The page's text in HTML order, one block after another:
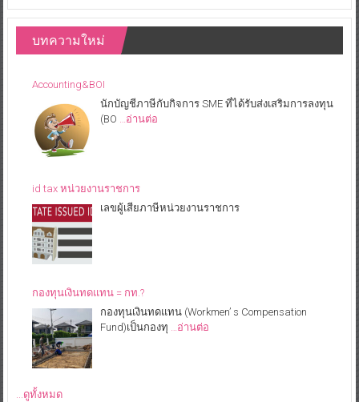
บทความใหม่
Accounting&BOI
นักบัญชีภาษีกับกิจการ SME ที่ได้รับส่งเสริมการลงทุน
(BO
…อ่านต่อ
id tax หน่วยงานราชการ
เลขผู้เสียภาษีหน่วยงานราชการ
กองทุนเงินทดแทน = กท.?
กองทุนเงินทดแทน (Workmen’ s Compensation
Fund)เป็นกองทุ
…อ่านต่อ
...ดูทั้งหมด